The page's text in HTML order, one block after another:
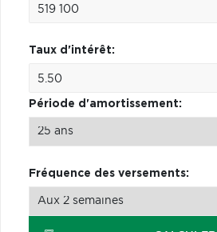
Taux d'intérêt:
Période d'amortissement:
Fréquence des versements: